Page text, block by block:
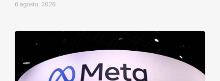
6 agosto, 2026